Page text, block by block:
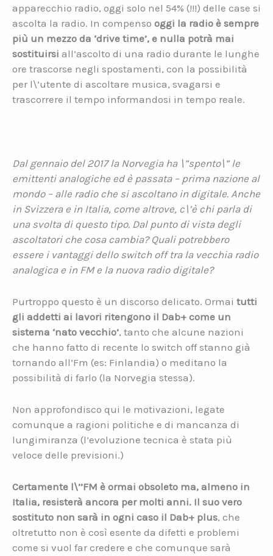
apparecchio radio, oggi solo nel 54% (!!!) delle case si
ascolta la radio. In compenso oggi la radio è sempre
più un mezzo da ‘drive time’, e nulla potrà mai
sostituirsi all’ascolto di una radio durante le lunghe
ore trascorse negli spostamenti, con la possibilità
per l\’utente di ascoltare musica, svagarsi e
trascorrere il tempo informandosi in tempo reale.
Dal gennaio del 2017 la Norvegia ha \”spento\” le
emittenti analogiche ed è passata – prima nazione al
mondo – alle radio che si ascoltano in digitale. Anche
in Svizzera e in Italia, come altrove, c\’è chi parla di
una svolta di questo tipo. Dal punto di vista degli
ascoltatori che cosa cambia? Quali potrebbero
essere i vantaggi dello switch off tra la vecchia radio
analogica e in FM e la nuova radio digitale?
Purtroppo questo è un discorso delicato. Ormai tutti
gli addetti ai lavori ritengono il Dab+ come un
sistema ‘nato vecchio’, tanto che alcune nazioni
che hanno fatto di recente lo switch off stanno già
tornando all’Fm (es: Finlandia) o meditano la
possibilità di farlo (la Norvegia stessa).
Non approfondisco qui le motivazioni, legate
comunque a ragioni politiche e di mancanza di
lungimiranza (l’evoluzione tecnica è stata più
veloce delle previsioni.)
Certamente l\’’FM è ormai obsoleto ma, almeno in
Italia, resisterà ancora per molti anni. Il suo vero
sostituto non sarà in ogni caso il Dab+ plus, che
oltretutto non è così esente da difetti e problemi
come si vuol far credere e che comunque sarà